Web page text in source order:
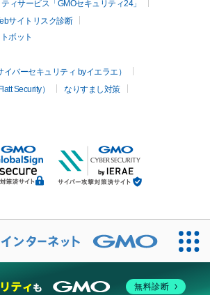
ィサービス「GMOセキュリティ24」
サイトリスク診断
ボット
バーセキュリティ byイエラエ）
Security）
なりすまし対策
無料診断